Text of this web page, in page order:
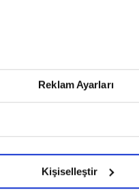
Reklam Ayarları
Kişiselleştir